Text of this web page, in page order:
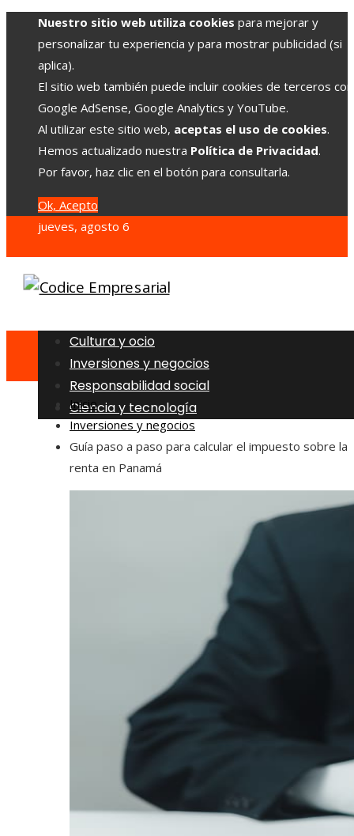
Nuestro sitio web utiliza cookies para mejorar y
personalizar tu experiencia y para mostrar publicidad (si
aplica).
El sitio web también puede incluir cookies de terceros
Google AdSense, Google Analytics y YouTube.
Al utilizar este sitio web, aceptas el uso de cookies.
Hemos actualizado nuestra Política de Privacidad.
Por favor, haz clic en el botón para consultarla.
Ok, Acepto
jueves, agosto 6
Cultura y ocio
Inversiones y negocios
Responsabilidad social
Ciencia y tecnología
Inicio
Inversiones y negocios
Guía paso a paso para calcular el impuesto sobre la
renta en Panamá